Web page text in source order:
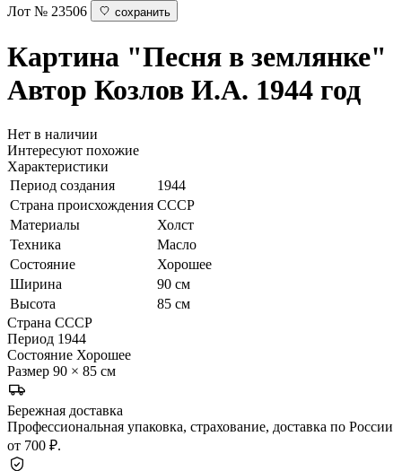
Лот № 23506
сохранить
Картина "Песня в землянке"
Автор Козлов И.А. 1944 год
Нет в наличии
Интересуют похожие
Характеристики
Период создания
1944
Страна происхождения СССР
Материалы
Холст
Техника
Масло
Состояние
Хорошее
Ширина
90 см
Высота
85 см
Страна СССР
Период 1944
Состояние Хорошее
Размер 90 × 85 см
Бережная доставка
Профессиональная упаковка, страхование, доставка по России
от 700 ₽.